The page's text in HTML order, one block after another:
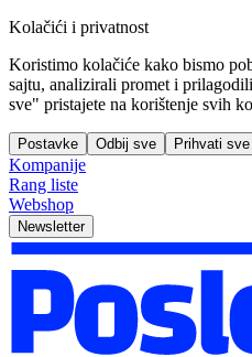
Kolačići i privatnost
Koristimo kolačiće kako bismo
sajtu, analizirali promet i
sve" pristajete na korištenje svih
Postavke Odbij sve Prihvati sve
Kompanije
Rang liste
Webshop
Newsletter